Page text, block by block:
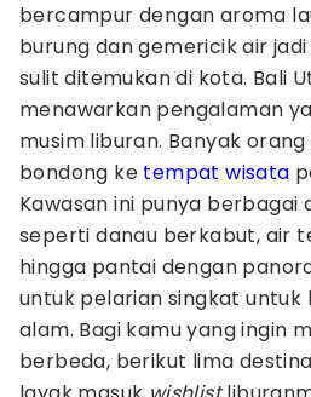
bercampur dengan aroma
burung dan gemericik air
sulit ditemukan di kota. Bali
menawarkan pengalaman
musim liburan. Banyak
bondong ke tempat wisata
Kawasan ini punya berbagai
seperti danau berkabut, air
hingga pantai dengan
untuk pelarian singkat untuk
alam. Bagi kamu yang ingin
berbeda, berikut lima